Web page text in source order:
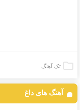
تک آهنگ
آهنگ های داغ